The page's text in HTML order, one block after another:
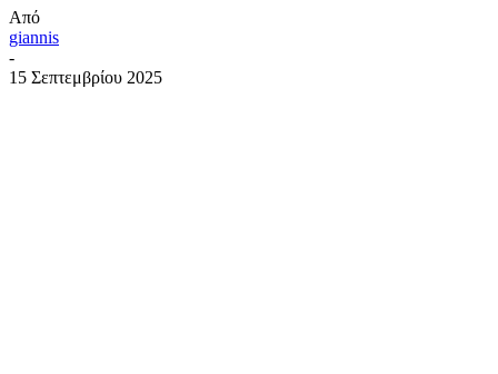
Από
giannis
-
15 Σεπτεμβρίου 2025